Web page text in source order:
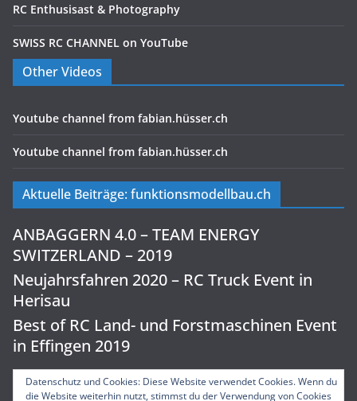
RC Enthusisast & Photography
SWISS RC CHANNEL on YouTube
Other Videos
Youtube channel from fabian.hüsser.ch
Youtube channel from fabian.hüsser.ch
Aktuelle Beiträge: funktionsmodellbau.ch
ANBAGGERN 4.0 – TEAM ENERGY
SWITZERLAND – 2019
Neujahrsfahren 2020 – RC Truck Event in
Herisau
Best of RC Land- und Forstmaschinen Event
in Effingen 2019
Datenschutz und Cookies: Diese Website verwendet Cookies. Wenn du
die Website weiterhin nutzt, stimmst du der Verwendung von Cookies